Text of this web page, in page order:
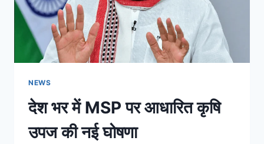
NEWS
देश भर में MSP पर आधारित कृषि
उपज की नई घोषणा